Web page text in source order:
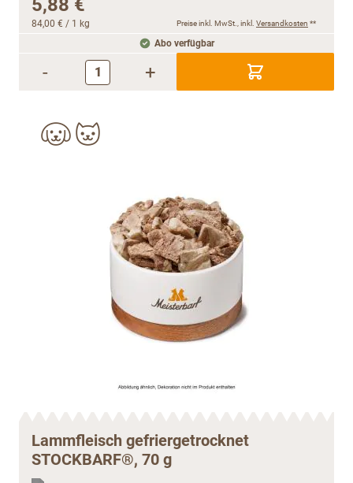
84,00 € / 1 kg Preise inkl. MwSt., inkl. Versandkosten **
Abo verfügbar
- +
Lammfleisch gefriergetrocknet
STOCKBARF®, 70 g